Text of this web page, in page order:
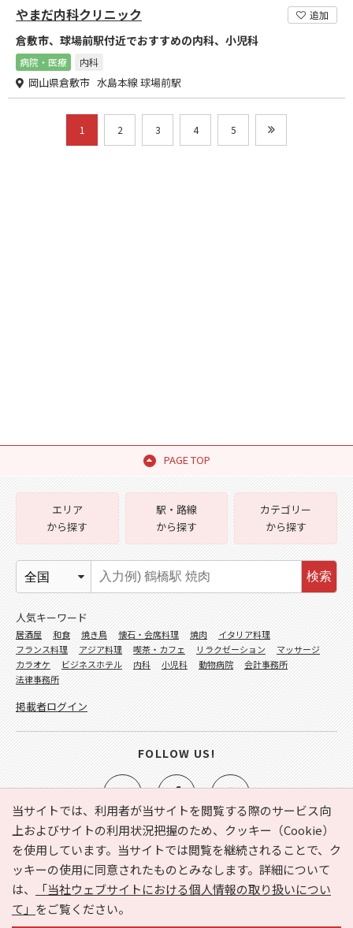
やまだ内科クリニック 追加
倉敷市、球場前駅付近でおすすめの内科、小児科
病院・医療 内科
岡山県倉敷市 水島本線 球場前駅
1 2 3 4 5
PAGE TOP
当サイトでは、利用者が当サイトを閲覧する際のサービス向
上およびサイトの利用状況把握のため、クッキー（Cookie）
を使用しています。当サイトでは閲覧を継続されることで、ク
ッキーの使用に同意されたものとみなします。詳細について
は、
「当社ウェブサイトにおける個人情報の取り扱いについ
て」 をご覧ください。
e-NAVITA（イーナビタ）とは？ お気に入り
ヘルプ
利用規約
個人情報の取り扱いについて
運営会社
サイトマップ
広告掲載に関するお問い合わせ
エリア
から探す
駅・路線
から探す
カテゴリー
から探す
検索
人気キーワード
居酒屋 和食 焼き鳥 懐石・会席料理 焼肉
イタリア料理
フランス料理
アジア料理 喫茶・カフェ リラクゼーション
マッサージ
カラオケ
ビジネスホテル 内科 小児科 動物病院
会計事務所
法律事務所
掲載者ログイン
FOLLOW US!